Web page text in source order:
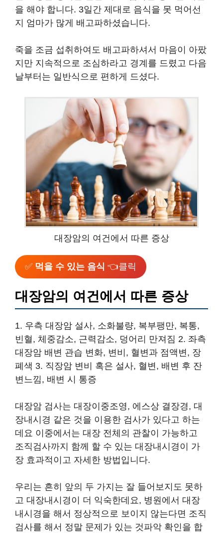
을 해야 합니다. 3일간 제대로 음식을 못 먹어선
지 엄마가 많게 배고파하셨습니다.
죽을 조금 섭취하여도 배고파하셔서 마음이 아팠
지만 지속적으로 조심하라고 경계를 드렸고 다음
날부터는 일반식으로 편하게 드셨다.
대장암의 여건에서 따른 증상
✅ 먹을 수 있는 음식 👈클릭
대장암의 여건에서 따른 증상
1. 우측 대장암 설사, 소화불량, 복부팽만, 복통,
빈혈, 체중감소, 근력감소, 덩어리 만져짐 2. 좌측
대장암 배변 관습 변화, 변비, 혈변과 점액변, 장
폐색 3. 직장암 변비 혹은 설사, 혈변, 배변 후 잔
변느낌, 배변 시 통증
대장암 검사는 대장이중조영, 에스상 결장경, 대
장내시경 같은 것을 이용한 검사가 있다고 하는
데요 이중에서는 대장 전체의 관찰이 가능하고
조직검사까지 함께 할 수 있는 대장내시경이 가
장 효과적이고 자세한 방법입니다.
우리는 흔히 앞의 두 가지는 잘 들어보지도 못하
고 대장내시경이 더 익숙한데요, 병원에서 대장
내시경을 해서 정상적으로 보이지 않는다면 조직
검사를 해서 정말 문제가 있는 것파악 확인을 합